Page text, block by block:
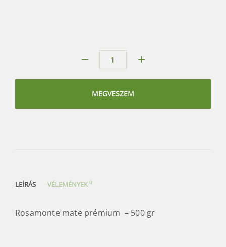
MEGVESZEM
LEÍRÁS VÉLEMÉNYEK 0
Rosamonte mate prémium – 500 gr